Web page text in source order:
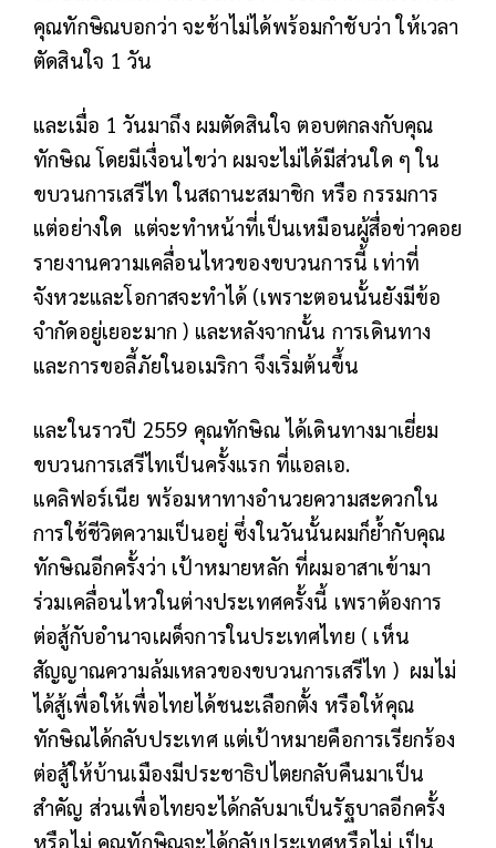
คุณทักษิณบอกว่า จะช้าไม่ได้พร้อมกำชับว่า ให้เวลา
ตัดสินใจ 1 วัน
และเมื่อ 1 วันมาถึง ผมตัดสินใจ ตอบตกลงกับคุณ
ทักษิณ โดยมีเงื่อนไขว่า ผมจะไม่ได้มีส่วนใด ๆ ใน
ขบวนการเสรีไท ในสถานะสมาชิก หรือ กรรมการ
แต่อย่างใด แต่จะทำหน้าที่เป็นเหมือนผู้สื่อข่าวคอย
รายงานความเคลื่อนไหวของขบวนการนี้ เท่าที่
จังหวะและโอกาสจะทำได้ (เพราะตอนนั้นยังมีข้อ
จำกัดอยู่เยอะมาก ) และหลังจากนั้น การเดินทาง
และการขอลี้ภัยในอเมริกา จึงเริ่มต้นขึ้น
และในราวปี 2559 คุณทักษิณ ได้เดินทางมาเยี่ยม
ขบวนการเสรีไทเป็นครั้งแรก ที่แอลเอ.
แคลิฟอร์เนีย พร้อมหาทางอำนวยความสะดวกใน
การใช้ชีวิตความเป็นอยู่ ซึ่งในวันนั้นผมก็ย้ำกับคุณ
ทักษิณอีกครั้งว่า เป้าหมายหลัก ที่ผมอาสาเข้ามา
ร่วมเคลื่อนไหวในต่างประเทศครั้งนี้ เพราต้องการ
ต่อสู้กับอำนาจเผด็จการในประเทศไทย ( เห็น
สัญญาณความล้มเหลวของขบวนการเสรีไท ) ผมไม่
ได้สู้เพื่อให้เพื่อไทยได้ชนะเลือกตั้ง หรือให้คุณ
ทักษิณได้กลับประเทศ แต่เป้าหมายคือการเรียกร้อง
ต่อสู้ให้บ้านเมืองมีประชาธิปไตยกลับคืนมาเป็น
สำคัญ ส่วนเพื่อไทยจะได้กลับมาเป็นรัฐบาลอีกครั้ง
หรือไม่ คุณทักษิณจะได้กลับประเทศหรือไม่ เป็น